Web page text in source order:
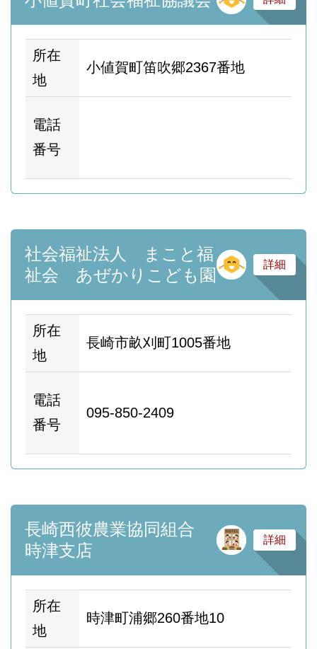
所在
地
小値賀町笛吹郷2367番地
電話
番号
社会福祉法人 まこと福
祉会 あぜかりこども園
そ
詳細
所在
地
長崎市畝刈町1005番地
電話
番号
095-850-2409
長崎西彼農業協同組合
時津支店
サ
詳細
所在
地
時津町浦郷260番地10